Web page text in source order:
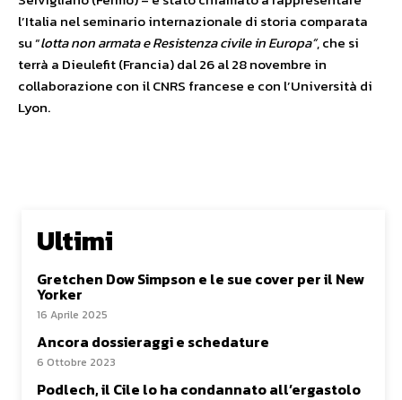
l’Italia nel seminario internazionale di storia comparata
su “lotta non armata e Resistenza civile in Europa”, che si
terrà a Dieulefit (Francia) dal 26 al 28 novembre in
collaborazione con il CNRS francese e con l’Università di
Lyon.
Ultimi
Gretchen Dow Simpson e le sue cover per il New
Yorker
16 Aprile 2025
Ancora dossieraggi e schedature
6 Ottobre 2023
Podlech, il Cile lo ha condannato all’ergastolo